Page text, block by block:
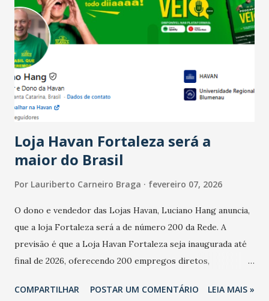
país tem a menor taxa de desemprego dos anos recentes.
Ainda segundo a Pesquisa, em novembro de 2025, 40% dos
bares e restaurantes operaram com lucro e outros 40%
registraram equilíbrio financeiro. Já o percentual de
estabelecimentos no prejuízo ficou em 19%, pouco abaixo
do observado no mês anterior. Outros 1% não existiam em
novembro. Em relação a outubro, o faturamento também
cresceu. De acordo com a pesquisa, 44% dos n...
Loja Havan Fortaleza será a
maior do Brasil
Por Lauriberto Carneiro Braga fevereiro 07, 2026
O dono e vendedor das Lojas Havan, Luciano Hang anuncia,
que a loja Fortaleza será a de número 200 da Rede. A
previsão é que a Loja Havan Fortaleza seja inaugurada até
final de 2026, oferecendo 200 empregos diretos,
Havan Fortaleza ainda não foi anunciada oficialmente, mas
COMPARTILHAR POSTAR UM COMENTÁRIO LEIA MAIS »